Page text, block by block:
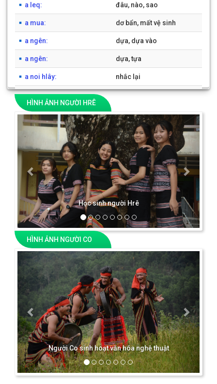
a leq: đâu, nào, sao
a mua: dơ bẩn, mất vệ sinh
a ngên: dựa, dựa vào
a ngên: dựa, tựa
a noi hlây: nhắc lại
a paq: đừng, chớ làm
a pô:
lười biếng
12 34567 8910 [có 1941 từ]
HÌNH ẢNH NGƯỜI HRÊ
Học sinh người Hrê
Previous Next
HÌNH ẢNH NGƯỜI CO
Người Co sinh hoạt văn hóa nghệ thuật
Previous